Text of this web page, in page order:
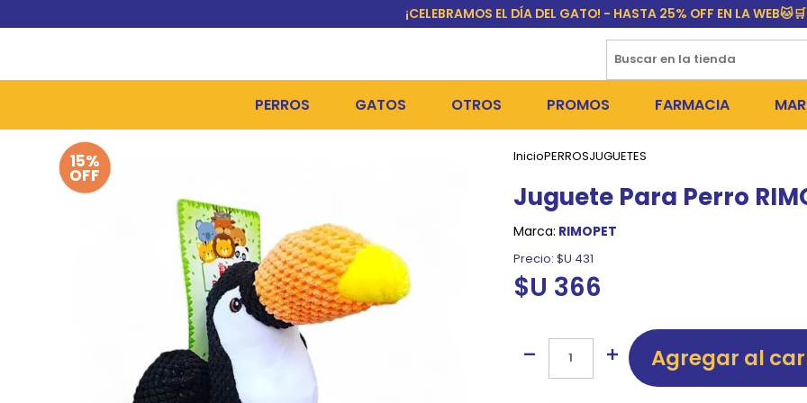
¡CELEBRAMOS EL DÍA DEL GATO! - HASTA 25% OFF EN LA WEB🐱🛒
PERROS
HIGIENE, PELUQUERÍA Y COSMÉTICA
CAMAS Y CASETAS
BOLSOS Y TRANSPORTADORAS
BOLSAS PARA MATERIA
GATOS
ALIMENTOS HÚMEDOS Y SNACKS
ARENAS SANITARIAS
HIGIENE Y BAÑOS
OTROS PROMOS
PERROS
OUTLET
FARMACIA
PULGUICIDAS Y
15%
OFF
InicioPERROSJUGUETES
Juguete Para Perro
Marca: RIMOPET
Precio: $U 431
$U 366
Agregar al